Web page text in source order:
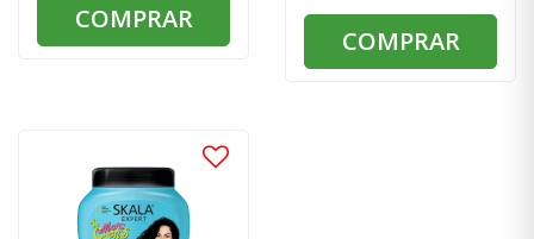
COMPRAR
COMPRAR